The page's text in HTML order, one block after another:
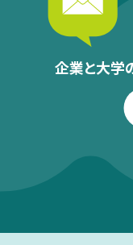
企業と大学